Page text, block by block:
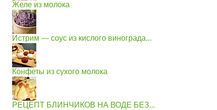
Желе из молока
Истрим — соус из кислого винограда...
Конфеты из сухого молока
РЕЦЕПТ БЛИНЧИКОВ НА ВОДЕ БЕЗ...